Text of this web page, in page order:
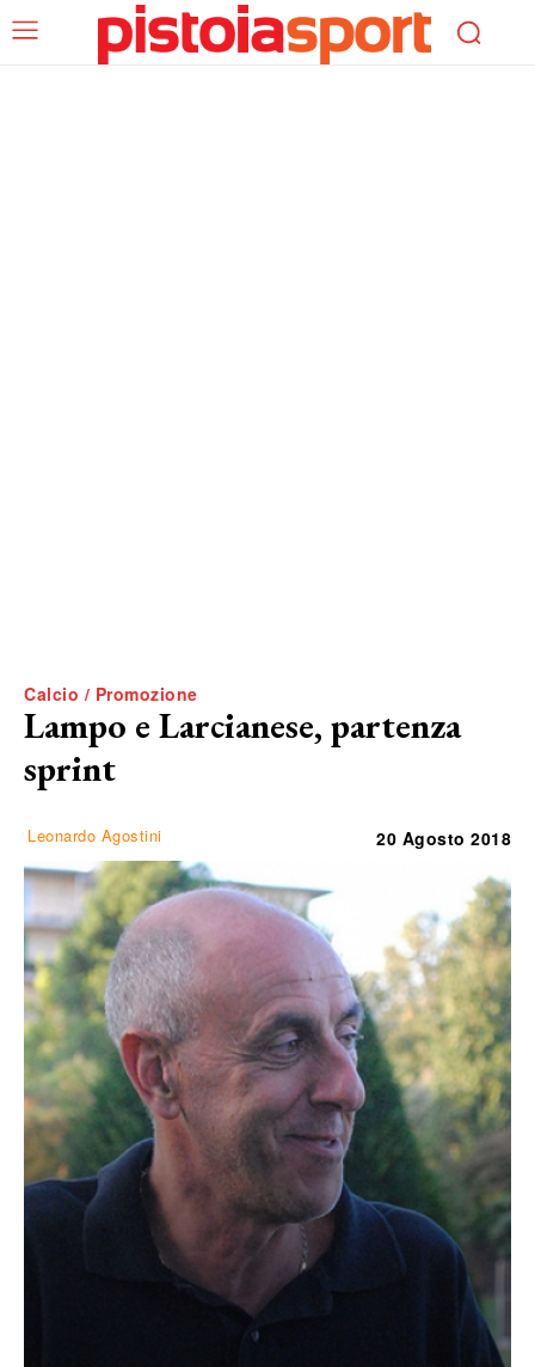
Calcio / Promozione
Lampo e Larcianese, partenza
sprint
Leonardo Agostini 20 Agosto 2018